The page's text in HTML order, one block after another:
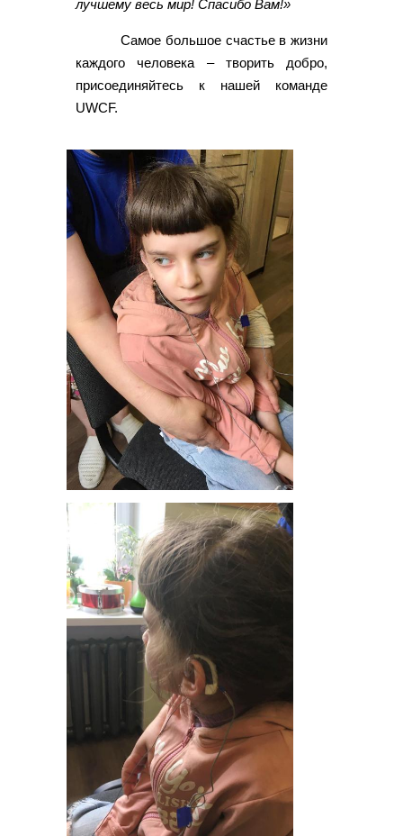
лучшему весь мир! Спасибо Вам!»
Самое большое счастье в жизни
каждого человека – творить добро,
присоединяйтесь к нашей команде
UWCF.